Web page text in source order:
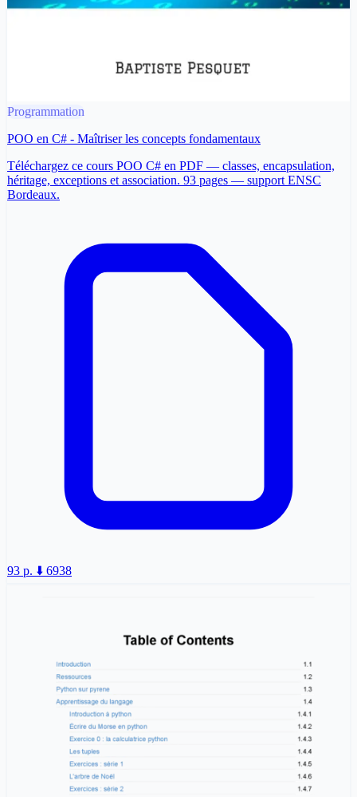
Programmation
POO en C# - Maîtriser les concepts fondamentaux
Téléchargez ce cours POO C# en PDF — classes, encapsulation,
héritage, exceptions et association. 93 pages — support ENSC
Bordeaux.
93 p. ⬇️ 6938